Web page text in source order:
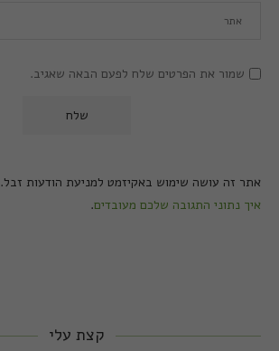
שמור את הפרטים שלח לפעם הבאה שאגיב.
אתר זה עושה שימוש באקיזמט למניעת הודעות זבל.
איך נתוני התגובה שלכם מעובדים.
קצת עלי